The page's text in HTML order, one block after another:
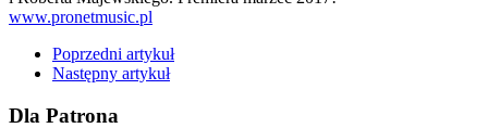
www.pronetmusic.pl
Poprzedni artykuł
Następny artykuł
Dla Patrona